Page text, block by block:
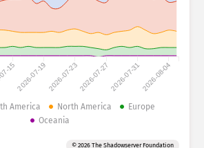
152026-07-192026-07-232026-07-272026-07-312026-08-04
America North America
Europe
Oceania
© 2026 The Shadowserver Foundation